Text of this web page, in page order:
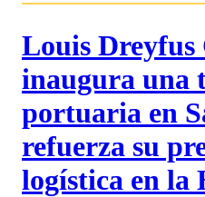
Louis Dreyfus
inaugura una
portuaria en
refuerza su
logística en la